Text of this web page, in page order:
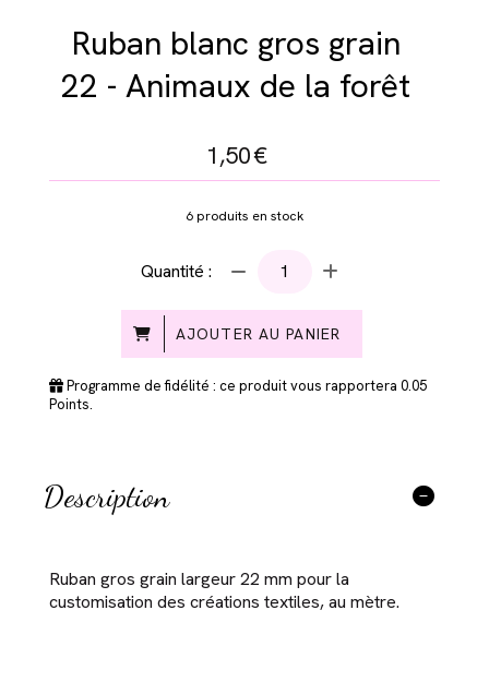
Ruban blanc gros grain
22 - Animaux de la forêt
1,50€
6produits en stock
Quantité :
AJOUTER AU PANIER
Programme de fidélité : ce produit vous rapportera 0.05
Points.
Description
Ruban gros grain largeur 22 mm pour la
customisation des créations textiles, au mètre.